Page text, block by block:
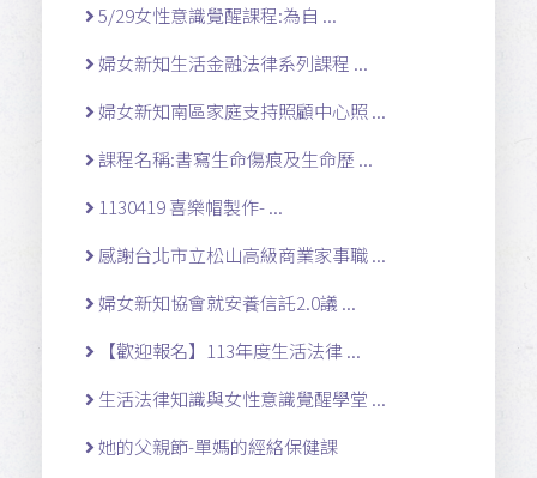
5/29女性意識覺醒課程:為自 ...
婦女新知生活金融法律系列課程 ...
婦女新知南區家庭支持照顧中心照 ...
課程名稱:書寫生命傷痕及生命歷 ...
1130419 喜樂帽製作- ...
感謝台北市立松山高級商業家事職 ...
婦女新知協會就安養信託2.0議 ...
【歡迎報名】113年度生活法律 ...
生活法律知識與女性意識覺醒學堂 ...
她的父親節-單媽的經絡保健課